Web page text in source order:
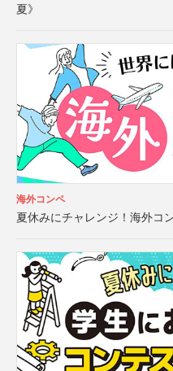
夏》
海外コンペ
夏休みにチャレンジ！海外コ